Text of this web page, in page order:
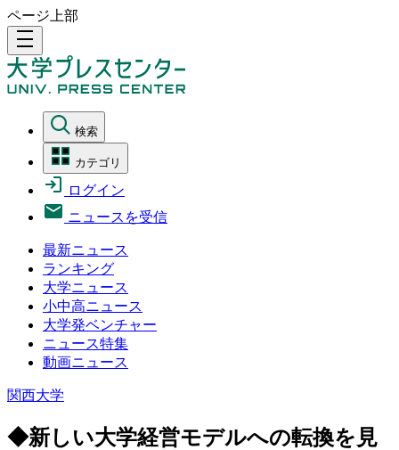
ページ上部
density_medium
検索
カテゴリ
ログイン
ニュースを受信
最新ニュース
ランキング
大学ニュース
小中高ニュース
大学発ベンチャー
ニュース特集
動画ニュース
関西大学
◆新しい大学経営モデルへの転換を見